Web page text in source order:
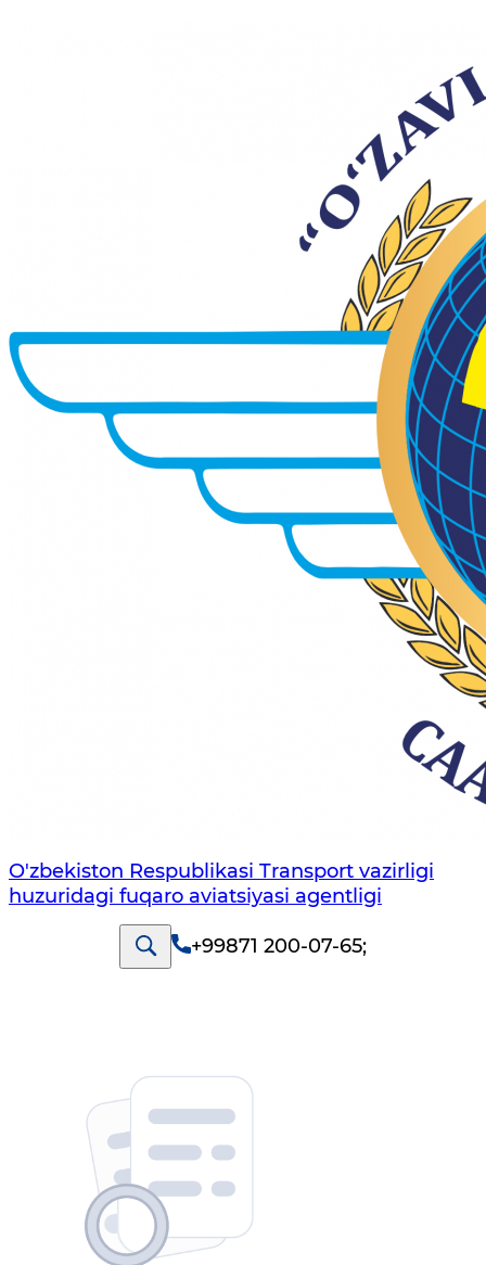
O'zbekiston Respublikasi Transport vazirligi
huzuridagi fuqaro aviatsiyasi agentligi
+99871 200-07-65;